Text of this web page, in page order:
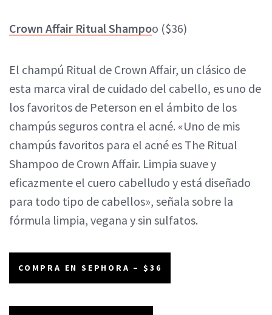
Crown Affair Ritual Shampoo ($36)
El champú Ritual de Crown Affair, un clásico de
esta marca viral de cuidado del cabello, es uno de
los favoritos de Peterson en el ámbito de los
champús seguros contra el acné. «Uno de mis
champús favoritos para el acné es The Ritual
Shampoo de Crown Affair. Limpia suave y
eficazmente el cuero cabelludo y está diseñado
para todo tipo de cabellos», señala sobre la
fórmula limpia, vegana y sin sulfatos.
COMPRA EN SEPHORA – $36